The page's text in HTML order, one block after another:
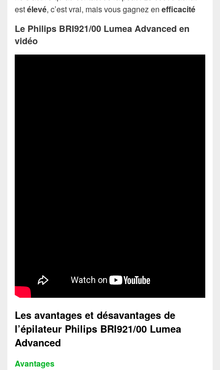
estélevé, c’est vrai, mais vous gagnez en efficacité
Le Philips BRI921/00 Lumea Advanced en
vidéo
Les avantages et désavantages de
l’épilateur Philips BRI921/00 Lumea
Advanced
Avantages